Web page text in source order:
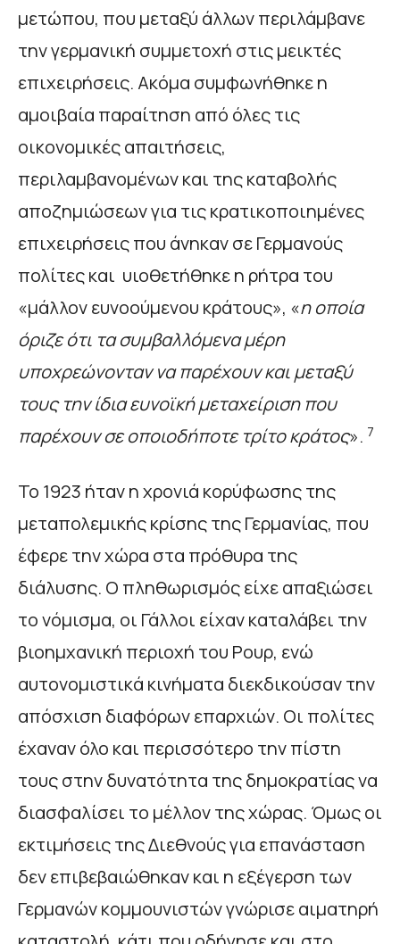
μετώπου, που μεταξύ άλλων περιλάμβανε
την γερμανική συμμετοχή στις μεικτές
επιχειρήσεις. Ακόμα συμφωνήθηκε η
αμοιβαία παραίτηση από όλες τις
οικονομικές απαιτήσεις,
περιλαμβανομένων και της καταβολής
αποζημιώσεων για τις κρατικοποιημένες
επιχειρήσεις που άνηκαν σε Γερμανούς
πολίτες και υιοθετήθηκε η ρήτρα του
«μάλλον ευνοούμενου κράτους», «η οποία
όριζε ότι τα συμβαλλόμενα μέρη
υποχρεώνονταν να παρέχουν και μεταξύ
τους την ίδια ευνοϊκή μεταχείριση που
παρέχουν σε οποιοδήποτε τρίτο κράτος». 7
Το 1923 ήταν η χρονιά κορύφωσης της
μεταπολεμικής κρίσης της Γερμανίας, που
έφερε την χώρα στα πρόθυρα της
διάλυσης. Ο πληθωρισμός είχε απαξιώσει
το νόμισμα, οι Γάλλοι είχαν καταλάβει την
βιοημχανική περιοχή του Ρουρ, ενώ
αυτονομιστικά κινήματα διεκδικούσαν την
απόσχιση διαφόρων επαρχιών. Οι πολίτες
έχαναν όλο και περισσότερο την πίστη
τους στην δυνατότητα της δημοκρατίας να
διασφαλίσει το μέλλον της χώρας. Όμως οι
εκτιμήσεις της Διεθνούς για επανάσταση
δεν επιβεβαιώθηκαν και η εξέγερση των
Γερμανών κομμουνιστών γνώρισε αιματηρή